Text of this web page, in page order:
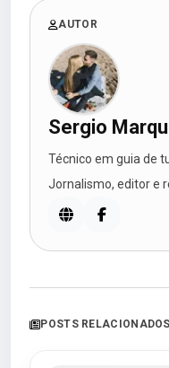
AUTOR
Sergio
Técnico em guia de
Jornalismo, editor e
POSTS RELACIONADOS